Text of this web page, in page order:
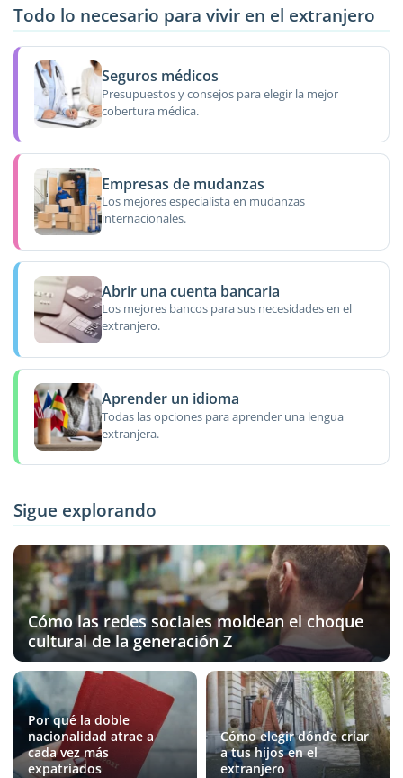
Todo lo necesario para vivir en el extranjero
Seguros médicos
Presupuestos y consejos para elegir la mejor
cobertura médica.
Empresas de mudanzas
Los mejores especialista en mudanzas
internacionales.
Abrir una cuenta bancaria
Los mejores bancos para sus necesidades en el
extranjero.
Aprender un idioma
Todas las opciones para aprender una lengua
extranjera.
Sigue explorando
Cómo las redes sociales moldean el choque
cultural de la generación Z
Por qué la doble
nacionalidad atrae a
cada vez más
expatriados
Cómo elegir dónde criar
a tus hijos en el
extranjero